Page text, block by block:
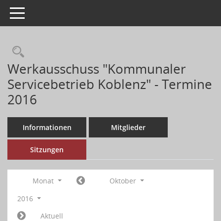
Toggle navigation
Werkausschuss "Kommunaler
Servicebetrieb Koblenz" - Termine
2016
Informationen Mitglieder
Sitzungen
Monat
Oktober
2016
Aktuell